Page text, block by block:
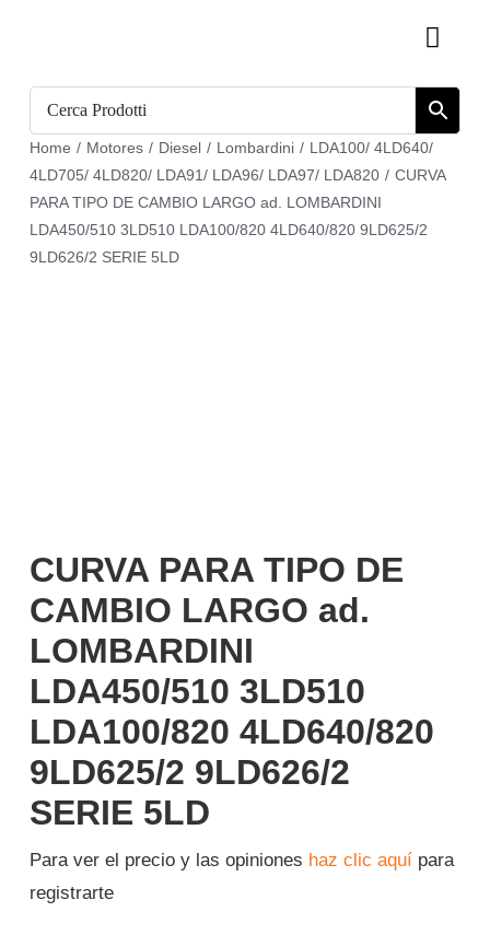
Catálogo
Sobre nosotros
Home / Motores / Diesel / Lombardini / LDA100/ 4LD640/
4LD705/ 4LD820/ LDA91/ LDA96/ LDA97/ LDA820 / CURVA
PARA TIPO DE CAMBIO LARGO ad. LOMBARDINI
LDA450/510 3LD510 LDA100/820 4LD640/820 9LD625/2
9LD626/2 SERIE 5LD
CURVA PARA TIPO DE
CAMBIO LARGO ad.
LOMBARDINI
LDA450/510 3LD510
LDA100/820 4LD640/820
9LD625/2 9LD626/2
SERIE 5LD
Para ver el precio y las opiniones haz clic aquípara
registrarte